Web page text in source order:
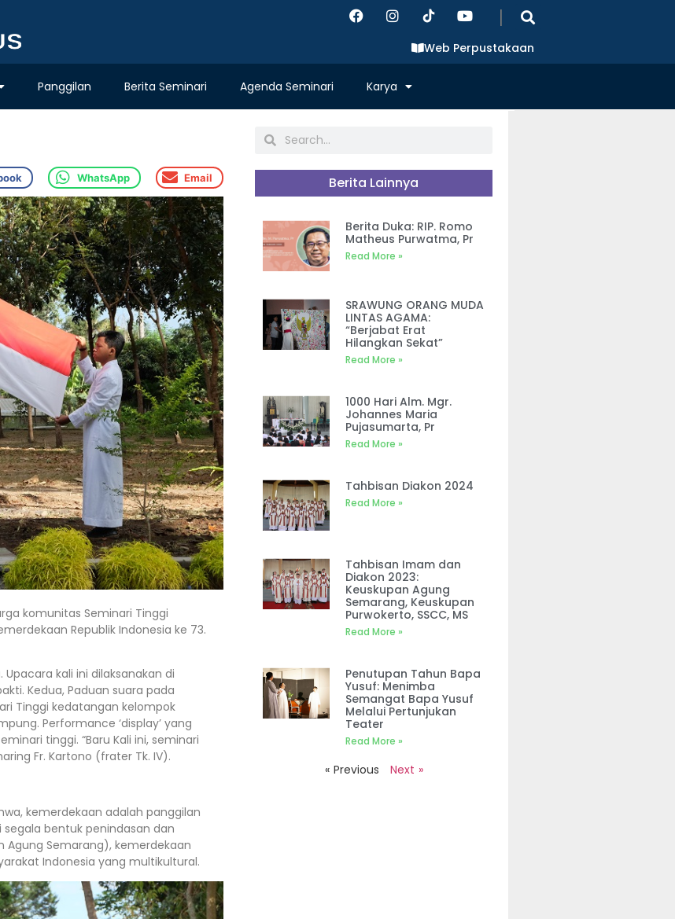
|
Web Perpustakaan
Panggilan Berita Seminari Agenda Seminari Karya
WhatsApp Email
komunitas Seminari Tinggi
Republik Indonesia ke 73.
kali ini dilaksanakan di
Kedua, Paduan suara pada
Tinggi kedatangan kelompok
Performance ‘display’ yang
tinggi. “Baru Kali ini, seminari
Fr. Kartono (frater Tk. IV).
kemerdekaan adalah panggilan
bentuk penindasan dan
Agung Semarang), kemerdekaan
Indonesia yang multikultural.
Berita Lainnya
Berita Duka: RIP. Romo
Matheus Purwatma, Pr
Read More »
SRAWUNG ORANG MUDA
LINTAS AGAMA:
“Berjabat Erat
Hilangkan Sekat”
Read More »
1000 Hari Alm. Mgr.
Johannes Maria
Pujasumarta, Pr
Read More »
Tahbisan Diakon 2024
Read More »
Tahbisan Imam dan
Diakon 2023:
Keuskupan Agung
Semarang, Keuskupan
Purwokerto, SSCC, MS
Read More »
Penutupan Tahun Bapa
Yusuf: Menimba
Semangat Bapa Yusuf
Melalui Pertunjukan
Teater
Read More »
« Previous Next »